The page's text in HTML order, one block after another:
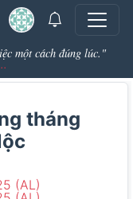
một cách đúng lúc."
tháng
(AL)